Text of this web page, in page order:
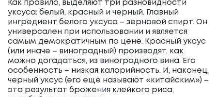
Как правило, выделяют три разновидности
уксуса: белый, красный и черный. Главный
ингредиент белого уксуса – зерновой спирт. Он
универсален при использовании и является
самым демократичным по цене. Красный уксус
(или иначе – виноградный) производят, как
можно догадаться, из виноградного вина. Его
особенность – низкая калорийность. И, наконец,
черный уксус (его еще называют «китайским») –
это результат брожения клейкого риса,